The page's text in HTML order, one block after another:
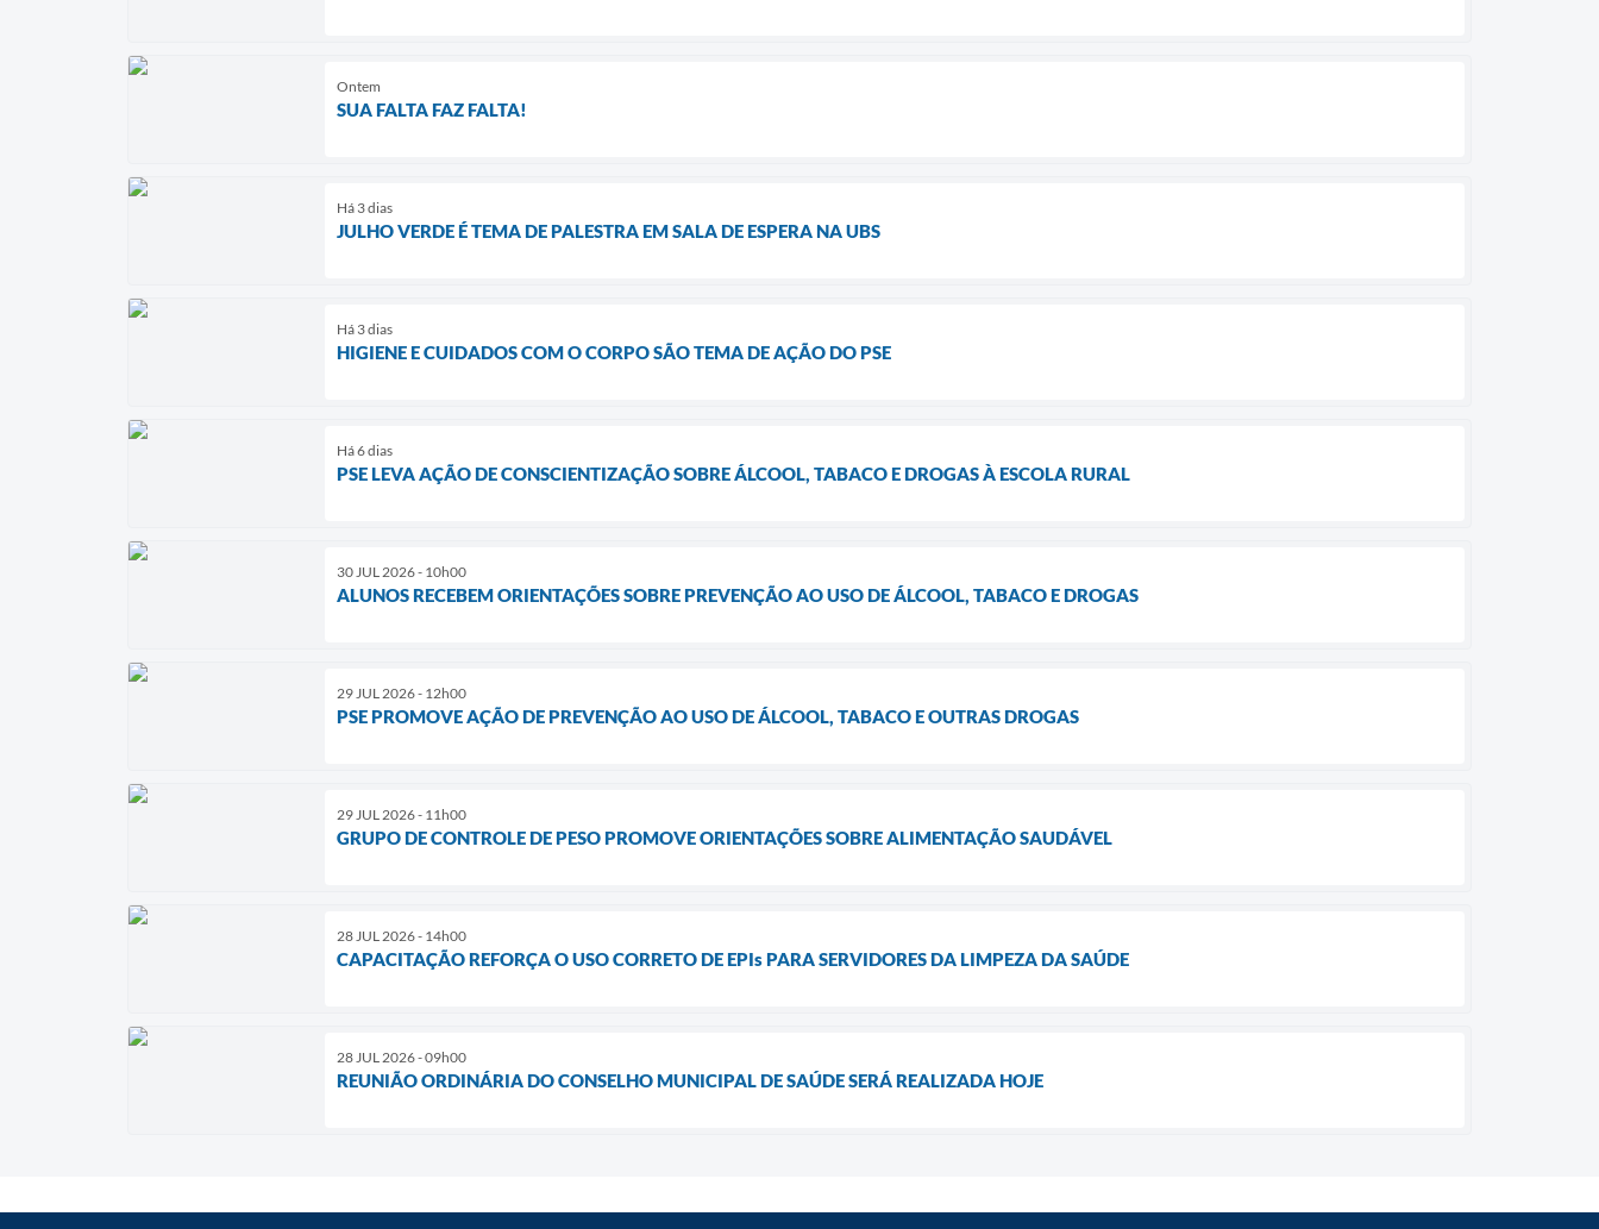
Ontem
SUA FALTA FAZ FALTA!
Há 3 dias
JULHO VERDE É TEMA DE PALESTRA EM SALA DE ESPERA NA UBS
Há 3 dias
HIGIENE E CUIDADOS COM O CORPO SÃO TEMA DE AÇÃO DO PSE
Há 6 dias
PSE LEVA AÇÃO DE CONSCIENTIZAÇÃO SOBRE ÁLCOOL, TABACO E DROGAS À ESCOLA RURAL
30 JUL 2026 - 10h00
ALUNOS RECEBEM ORIENTAÇÕES SOBRE PREVENÇÃO AO USO DE ÁLCOOL, TABACO E DROGAS
29 JUL 2026 - 12h00
PSE PROMOVE AÇÃO DE PREVENÇÃO AO USO DE ÁLCOOL, TABACO E OUTRAS DROGAS
29 JUL 2026 - 11h00
GRUPO DE CONTROLE DE PESO PROMOVE ORIENTAÇÕES SOBRE ALIMENTAÇÃO SAUDÁVEL
28 JUL 2026 - 14h00
CAPACITAÇÃO REFORÇA O USO CORRETO DE EPIs PARA SERVIDORES DA LIMPEZA DA SAÚDE
28 JUL 2026 - 09h00
REUNIÃO ORDINÁRIA DO CONSELHO MUNICIPAL DE SAÚDE SERÁ REALIZADA HOJE